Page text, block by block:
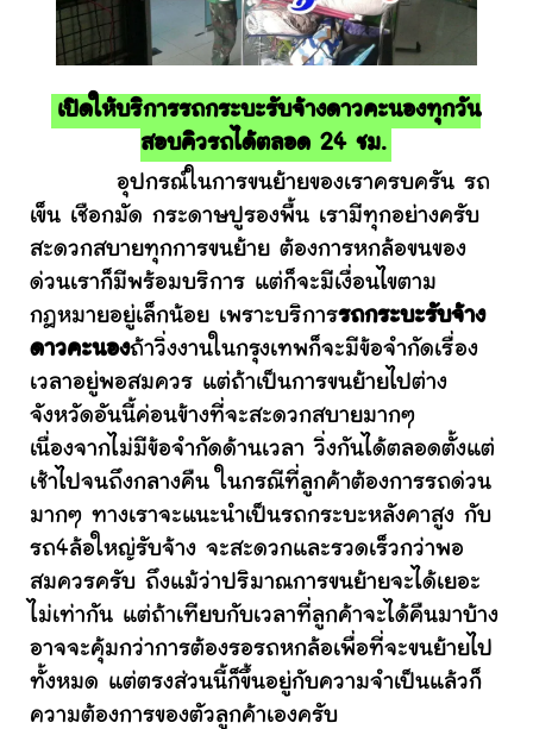
เปิดให้บริการรถกระบะรับจ้างดาวคะนองทุกวัน
สอบคิวรถได้ตลอด 24 ชม.
อุปกรณ์ในการขนย้ายของเราครบครัน รถ
เข็น เชือกมัด กระดาษปูรองพื้น เรามีทุกอย่างครับ
สะดวกสบายทุกการขนย้าย ต้องการหกล้อขนของ
ด่วนเราก็มีพร้อมบริการ แต่ก็จะมีเงื่อนไขตาม
กฎหมายอยู่เล็กน้อย เพราะบริการรถกระบะรับจ้าง
ดาวคะนองถ้าวิ่งงานในกรุงเทพก็จะมีข้อจำกัดเรื่อง
เวลาอยู่พอสมควร แต่ถ้าเป็นการขนย้ายไปต่าง
จังหวัดอันนี้ค่อนข้างที่จะสะดวกสบายมากๆ
เนื่องจากไม่มีข้อจำกัดด้านเวลา วิ่งกันได้ตลอดตั้งแต่
เช้าไปจนถึงกลางคืน ในกรณีที่ลูกค้าต้องการรถด่วน
มากๆ ทางเราจะแนะนำเป็นรถกระบะหลังคาสูง กับ
รถ4ล้อใหญ่รับจ้าง จะสะดวกและรวดเร็วกว่าพอ
สมควรครับ ถึงแม้ว่าปริมาณการขนย้ายจะได้เยอะ
ไม่เท่ากัน แต่ถ้าเทียบกับเวลาที่ลูกค้าจะได้คืนมาบ้าง
อาจจะคุ้มกว่าการต้องรอรถหกล้อเพื่อที่จะขนย้ายไป
ทั้งหมด แต่ตรงส่วนนี้ก็ขึ้นอยู่กับความจำเป็นแล้วก็
ความต้องการของตัวลูกค้าเองครับ